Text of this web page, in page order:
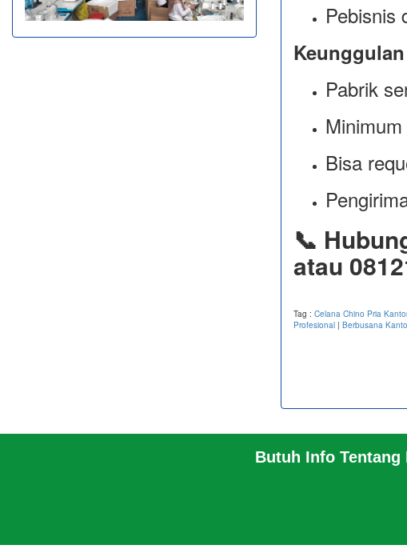
Pebisnis
Pabrik
Bisa
📞
atau
Tag : Celana Chino Pria
Profesional | Berbusana
Butuh Info Tentang
PABRIK KAMI